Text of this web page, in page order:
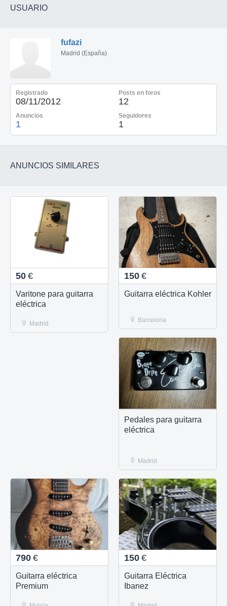
USUARIO
fufazi
Madrid (España)
Registrado
08/11/2012
Posts en foros
12
Anuncios
1
Seguidores
1
ANUNCIOS SIMILARES
50 €
Varitone para guitarra
eléctrica
Madrid
150 €
Guitarra eléctrica Kohler
Barcelona
Pedales para guitarra
eléctrica
Madrid
790 €
Guitarra eléctrica
Premium
150 €
Guitarra Eléctrica
Ibanez